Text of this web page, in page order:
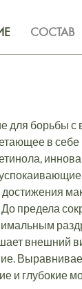
СОСТАВ
для борьбы с
в
предела
внешний
и глубокие